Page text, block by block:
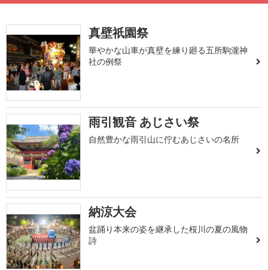
真壁祇園祭
華やかな山車が真壁を練り廻る五所駒瀧神
社の例祭
雨引観音 あじさい祭
自然豊かな雨引山に佇むあじさいの名所
納涼大会
盆踊り本来の姿を継承した桜川の夏の風物
詩